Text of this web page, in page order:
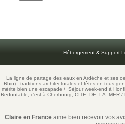
Hébergement & Support
La ligne de partage des eaux en Ardèche et ses
Rhin) : traditions architecturales et fêtes en tous
mérite bien une escapade/Séjour week-end à
Redoutable, c'est à Cherbourg, CITE DE LA MER/
Claire en Franceaime bien recevoir vos